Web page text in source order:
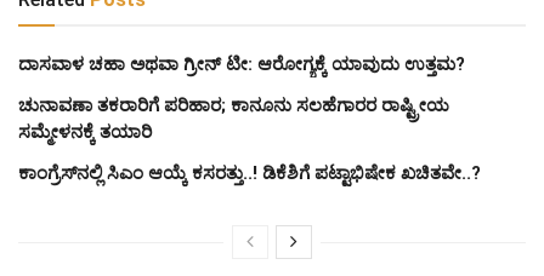
ದಾಸವಾಳ ಚಹಾ ಅಥವಾ ಗ್ರೀನ್ ಟೀ: ಆರೋಗ್ಯಕ್ಕೆ ಯಾವುದು ಉತ್ತಮ?
ಚುನಾವಣಾ ತಕರಾರಿಗೆ ಪರಿಹಾರ; ಕಾನೂನು ಸಲಹೆಗಾರರ ರಾಷ್ಟ್ರೀಯ
ಸಮ್ಮೇಳನಕ್ಕೆ ತಯಾರಿ
ಕಾಂಗ್ರೆಸ್‌ನಲ್ಲಿ ಸಿಎಂ ಆಯ್ಕೆ ಕಸರತ್ತು..! ಡಿಕೆಶಿಗೆ ಪಟ್ಟಾಭಿಷೇಕ ಖಚಿತವೇ..?